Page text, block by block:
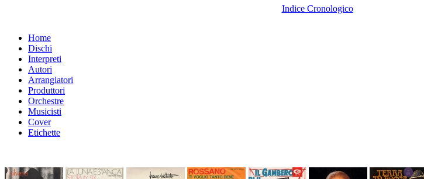
Indice Cronologico
Home
Dischi
Interpreti
Autori
Arrangiatori
Produttori
Orchestre
Musicisti
Cover
Etichette